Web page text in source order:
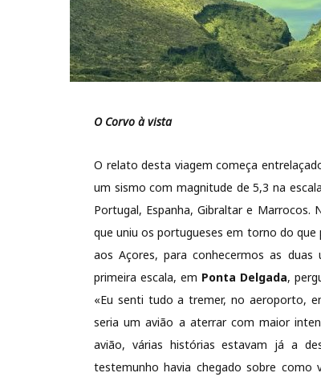
O Corvo à vista
O relato desta viagem começa
um sismo com magnitude de 5,3 na
Portugal, Espanha, Gibraltar e
que uniu os portugueses em torno do
aos Açores, para conhecermos as
primeira escala, em Ponta Delgada,
«Eu senti tudo a tremer, no aeroporto,
seria um avião a aterrar com maior
avião, várias histórias estavam já a
testemunho havia chegado sobre